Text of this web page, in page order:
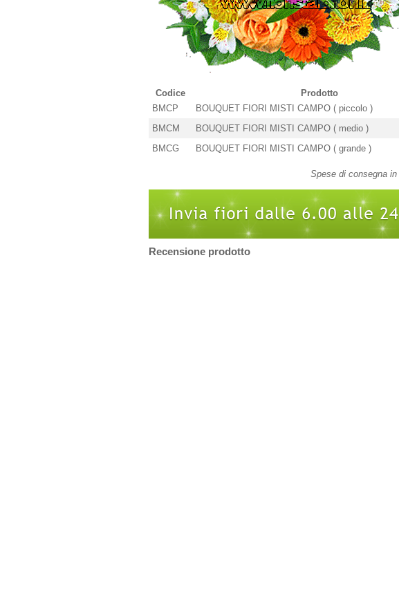
Codice Prodotto
BMCP
BOUQUET FIORI MISTI CAMPO ( piccolo )
BMCM BOUQUET FIORI MISTI CAMPO ( medio )
BMCG BOUQUET FIORI MISTI CAMPO ( grande )
Spese di consegna
Recensione prodotto